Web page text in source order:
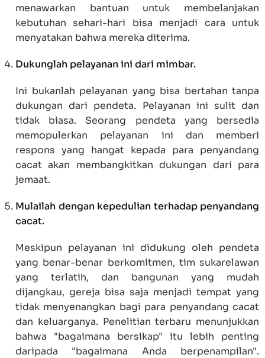
menawarkan bantuan untuk membelanjakan
kebutuhan sehari-hari bisa menjadi cara untuk
menyatakan bahwa mereka diterima.
Dukunglah pelayanan ini dari mimbar.
Ini bukanlah pelayanan yang bisa bertahan tanpa
dukungan dari pendeta. Pelayanan ini sulit dan
tidak biasa. Seorang pendeta yang bersedia
memopulerkan pelayanan ini dan memberi
respons yang hangat kepada para penyandang
cacat akan membangkitkan dukungan dari para
jemaat.
Mulailah dengan kepedulian terhadap penyandang
cacat.
Meskipun pelayanan ini didukung oleh pendeta
yang benar-benar berkomitmen, tim sukarelawan
yang terlatih, dan bangunan yang mudah
dijangkau, gereja bisa saja menjadi tempat yang
tidak menyenangkan bagi para penyandang cacat
dan keluarganya. Penelitian terbaru menunjukkan
bahwa "bagaimana bersikap" itu lebih penting
daripada "bagaimana Anda berpenampilan".